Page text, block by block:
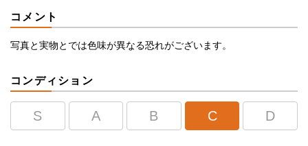
コメント
写真と実物とでは色味が異なる恐れがございます。
コンディション
S A B C D